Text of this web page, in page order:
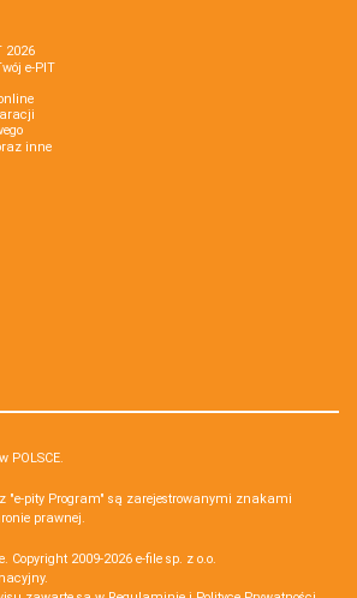
2026
e-PIT
inne
POLSCE.
"e-pity Program" są zarejestrowanymi znakami
prawnej.
Copyright 2009-2026 e-file sp. z o.o.